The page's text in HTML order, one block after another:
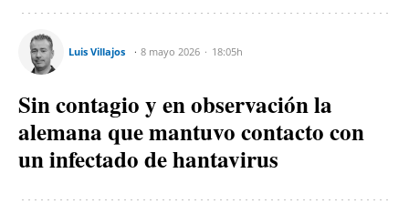
Luis Villajos 8 mayo 2026 18:05h
Sin contagio y en observación la
alemana que mantuvo contacto con
un infectado de hantavirus